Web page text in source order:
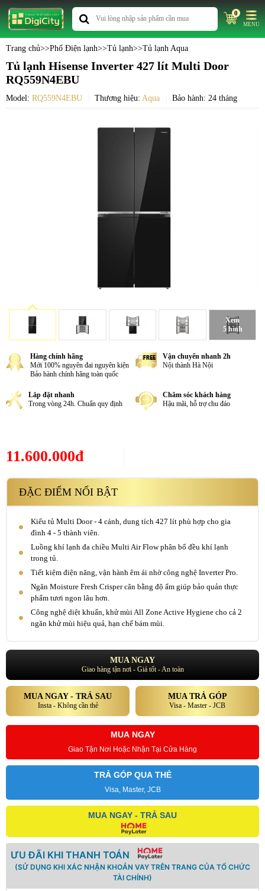
0
MENU
Trang chủ>>Phố Điện lạnh>>Tủ lạnh>>Tủ lạnh Aqua
Tủ lạnh Hisense Inverter 427 lít Multi Door
RQ559N4EBU
Model: RQ559N4EBU Thương hiệu: Aqua Bảo hành: 24 tháng
Xem
5 hình
Hàng chính hãng
Mới 100% nguyên đai nguyên kiện
Bảo hành chính hãng toàn quốc
Vận chuyển nhanh 2h
Nội thành Hà Nội
Lắp đặt nhanh
Trong vòng 24h. Chuẩn quy định
Chăm sóc khách hàng
Hậu mãi, hỗ trợ chu đáo
11.600.000đ
ĐẶC ĐIỂM NỔI BẬT
Kiểu tủ Multi Door - 4 cánh, dung tích 427 lít phù hợp cho gia
đình 4 - 5 thành viên.
Luồng khí lạnh đa chiều Multi Air Flow phân bổ đều khí lạnh
trong tủ.
Tiết kiệm điện năng, vận hành êm ái nhờ công nghệ Inverter Pro.
Ngăn Moisture Fresh Crisper cân bằng độ ẩm giúp bảo quản thực
phẩm tươi ngon lâu hơn.
Công nghệ diệt khuẩn, khử mùi All Zone Active Hygiene cho cả 2
ngăn khử mùi hiệu quả, hạn chế bám mùi.
MUA NGAY
Giao hàng tận nơi - Giá tốt - An toàn
MUA NGAY - TRẢ SAU
Insta - Không cần thẻ
MUA TRẢ GÓP
Visa - Master - JCB
MUA NGAY
Giao Tận Nơi Hoặc Nhận Tại Cửa Hàng
TRẢ GÓP QUA THẺ
Visa, Master, JCB
MUA NGAY - TRẢ SAU
ƯU ĐÃI KHI THANH TOÁN
(SỬ DỤNG KHI XÁC NHẬN KHOẢN VAY TRÊN TRANG CỦA TỔ CHỨC
TÀI CHÍNH)